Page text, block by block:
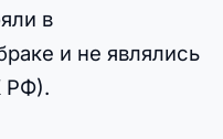
в
и не являлись
РФ).